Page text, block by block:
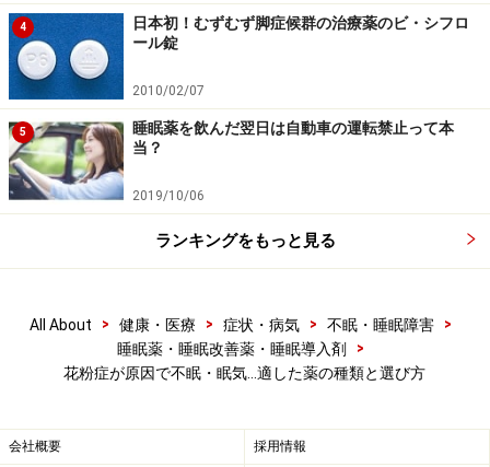
第1世代というだけあって、これらの薬は以前から使わ
れていて、効果があることは実証済みです。しかし、眠
気の副作用が出る割合は、病院でもらう第2世代の抗ヒ
スタミン薬に比べて数倍です。
眠気の少ない第2世代の抗ヒスタミン薬
（ベーリンガーインゲルハイム）や
エバステ
ル（大日本住友・明治製菓）、タリオン（田辺三菱）な
が、副作用の調査で分かっています。
また、クシャミや鼻水はそれ程でもないけれど、 鼻づま
野）、
（大鵬）などが適している場合があ
4
日本初！むずむず脚症候群の治療薬のビ・シフロ
ール錠
2010/02/07
5
睡眠薬を飲んだ翌日は自動車の運転禁止って本
当？
2019/10/06
ランキングをもっと見る
All About > 健康・医療 > 症状・病気 > 不眠・睡眠障害
>
睡眠薬・睡眠改善薬・睡眠導入剤
>
花粉症が原因で不眠・眠気…適した薬の種類と選び方
会社概要 採用情報